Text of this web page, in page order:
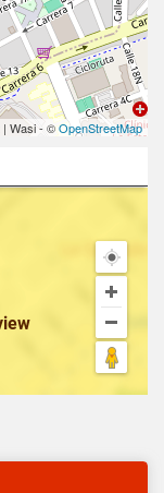
| Wasi - ©OpenStreetMap